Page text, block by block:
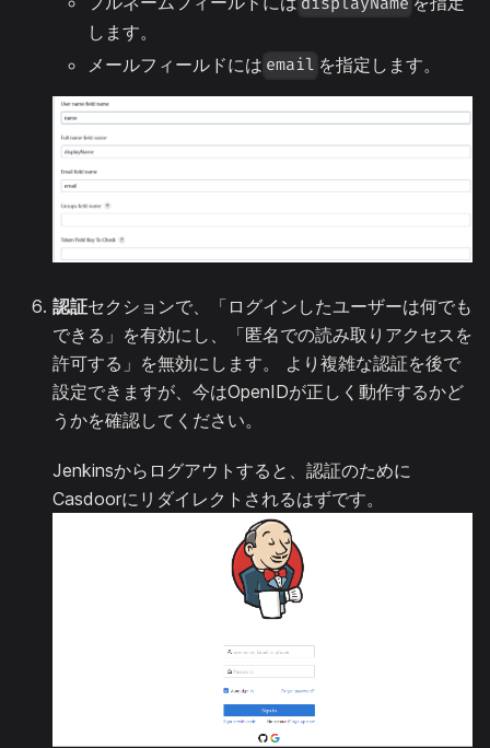
します。
メールフィールドには email を指定します。
認証セクションで、「ログインしたユーザーは何でも
できる」を有効にし、「匿名での読み取りアクセスを
許可する」を無効にします。 より複雑な認証を後で
設定できますが、今はOpenIDが正しく動作するかど
うかを確認してください。
Jenkinsからログアウトすると、認証のために
Casdoorにリダイレクトされるはずです。